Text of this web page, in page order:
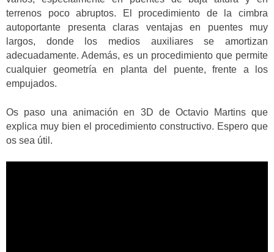
terrenos poco abruptos. El procedimiento de la cimbra
autoportante presenta claras ventajas en puentes muy
largos, donde los medios auxiliares se amortizan
adecuadamente. Además, es un procedimiento que permite
cualquier geometría en planta del puente, frente a los
empujados.
Os paso una animación en 3D de Octavio Martins que
explica muy bien el procedimiento constructivo. Espero que
os sea útil.